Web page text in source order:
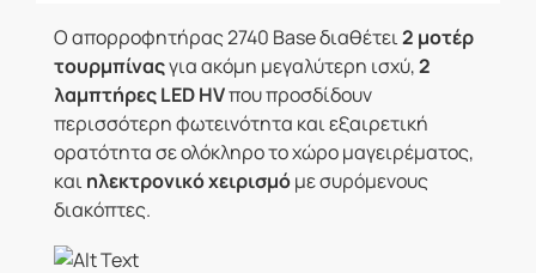
Ο απορροφητήρας 2740 Base διαθέτει2 μοτέρ
τουρμπίναςγια ακόμη μεγαλύτερη ισχύ,2
λαμπτήρες LED HVπου προσδίδουν
περισσότερη φωτεινότητα και εξαιρετική
ορατότητα σε ολόκληρο το χώρο μαγειρέματος,
και ηλεκτρονικό χειρισμόμε συρόμενους
διακόπτες.